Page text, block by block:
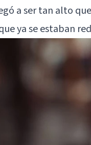
a ser tan alto
ya se estaban